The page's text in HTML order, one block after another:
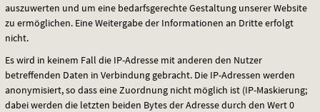
auszuwerten und um eine bedarfsgerechte Gestaltung unserer Website
zu ermöglichen. Eine Weitergabe der Informationen an Dritte erfolgt
nicht.
Es wird in keinem Fall die IP-Adresse mit anderen den Nutzer
betreffenden Daten in Verbindung gebracht. Die IP-Adressen werden
anonymisiert, so dass eine Zuordnung nicht möglich ist (IP-Maskierung;
dabei werden die letzten beiden Bytes der Adresse durch den Wert 0